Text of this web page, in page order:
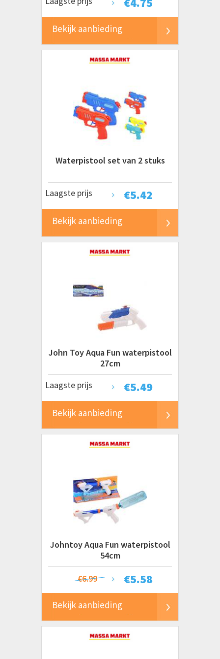
Bekijk aanbieding
Waterpistool set van 2 stuks
€5.42
Laagste prijs
Bekijk aanbieding
John Toy Aqua Fun waterpistool
27cm
€5.49
Laagste prijs
Bekijk aanbieding
Johntoy Aqua Fun waterpistool
54cm
€5.58
€6.99
Bekijk aanbieding